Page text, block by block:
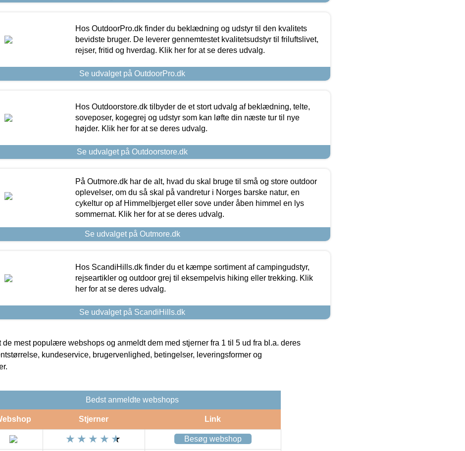
Hos OutdoorPro.dk finder du beklædning og udstyr til den kvalitets
bevidste bruger. De leverer gennemtestet kvalitetsudstyr til friluftslivet,
rejser, fritid og hverdag. Klik her for at se deres udvalg.
Se udvalget på OutdoorPro.dk
Hos Outdoorstore.dk tilbyder de et stort udvalg af beklædning, telte,
soveposer, kogegrej og udstyr som kan løfte din næste tur til nye
højder. Klik her for at se deres udvalg.
Se udvalget på Outdoorstore.dk
På Outmore.dk har de alt, hvad du skal bruge til små og store outdoor
oplevelser, om du så skal på vandretur i Norges barske natur, en
cykeltur op af Himmelbjerget eller sove under åben himmel en lys
sommernat. Klik her for at se deres udvalg.
Se udvalget på Outmore.dk
Hos ScandiHills.dk finder du et kæmpe sortiment af campingudstyr,
rejseartikler og outdoor grej til eksempelvis hiking eller trekking. Klik
her for at se deres udvalg.
Se udvalget på ScandiHills.dk
de mest populære webshops og anmeldt dem med stjerner fra 1 til 5 ud fra bl.a. deres
kundeservice, brugervenlighed, betingelser, leveringsformer og
Bedst anmeldte webshops
Stjerner Link
Besøg webshop